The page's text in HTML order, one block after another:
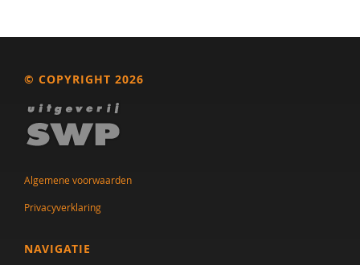
Els Blijd-Hoogewys
S.M. Bögels
A. Booij
Albert Boon
Serena Botterblom
Frieda Boudesteijn
© COPYRIGHT 2026
Algemene voorwaarden
Privacyverklaring
NAVIGATIE